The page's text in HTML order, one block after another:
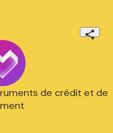
de crédit et de